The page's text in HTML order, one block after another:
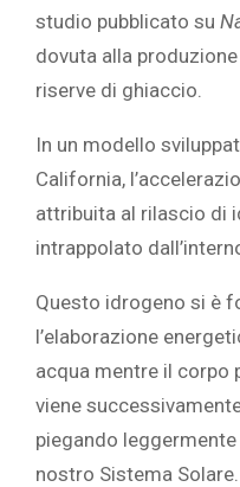
studio pubblicato su
dovuta alla
riserve di ghiaccio.
In un modello
California,
attribuita al rilascio di
intrappolato
Questo idrogeno si è
l’elaborazione
acqua mentre il corpo
viene
piegando
nostro Sistema Solare.